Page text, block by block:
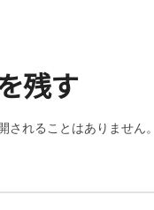
残す
されることはありません。